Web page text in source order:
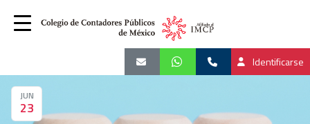
Identificarse
JUN
23